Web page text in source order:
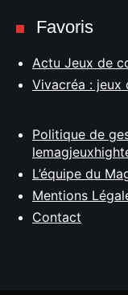
Favoris
Actu Jeux de
Vivacréa : jeux
Politique de
L’équipe du
Mentions
Contact